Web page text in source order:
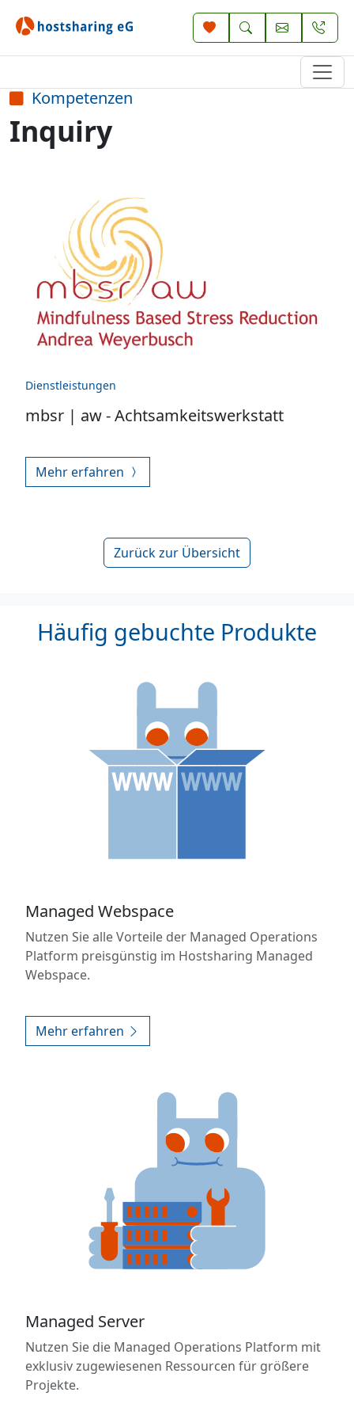
Kompetenzen
Inquiry
Dienstleistungen
mbsr | aw - Achtsamkeitswerkstatt
Mehr erfahren
Zurück zur Übersicht
Häufig gebuchte Produkte
Managed Webspace
Nutzen Sie alle Vorteile der Managed Operations
Platform preisgünstig im Hostsharing Managed
Webspace.
Mehr erfahren
Managed Server
Nutzen Sie die Managed Operations Platform mit
exklusiv zugewiesenen Ressourcen für größere
Projekte.